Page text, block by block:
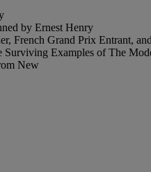
by Ernest Henry
French Grand Prix Entrant,
Surviving Examples of The
New